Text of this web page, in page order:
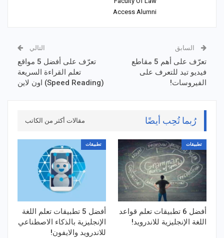
Access Alumni
السابق
تعرّف على أهم 5 مقاطع
فيديو تيد للتعرف على
الفيروسات!
التالي
تعرّف على أفضل 5 مواقع
تعلم القراءة السريعة
(Speed Reading) اون لاين
رُبما تُحِب أيضًا مقالات أكثر من الكاتب
تطبيقات
أفضل 6 تطبيقات تعلم قواعد
اللغة الإنجليزية للاندرويد!
تطبيقات
أفضل 5 تطبيقات تعلم اللغة
الإنجليزية بالذكاء الاصطناعي
للاندرويد والايفون!